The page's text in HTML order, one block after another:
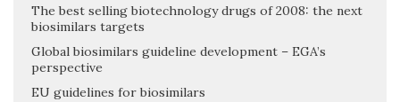
The best selling biotechnology drugs of 2008: the next
biosimilars targets
Global biosimilars guideline development – EGA’s
perspective
EU guidelines for biosimilars